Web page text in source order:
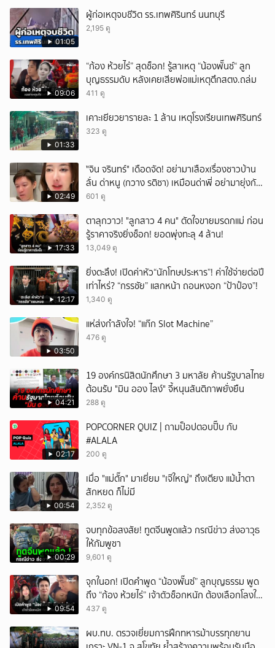
01:05
ผู้ก่อเหตุจบชีวิต รร.เทพศิรินทร์ นนทบุรี
2,195 ดู
09:06
“ก้อง ห้วยไร่” สุดช็อก! รู้สาเหตุ “น้องพั๊นซ์“ ลูก
บุญธรรมดับ หลังเคยเสียพ่อแม่เหตุตึกสตง.ถล่ม
411 ดู
01:33
เคาะเยียวยารายละ 1 ล้าน เหตุโรงเรียนเทพศิรินทร์
323 ดู
02:49
ั่"จิน จรินทร์" เดือดจัด! อย่ามาเสือxเรื่องชาวบ้าน
ลั่น ด่าหนู (กวาง รติชา) เหมือนด่าพี่ อย่ามายุ่งกับ
คนของผม จบ!!!
601 ดู
17:33
ตาลุกวาว! "ลูกสาว 4 คน" ตัดใจขายมรดกแม่ ก่อน
รู้ราคาจริงยิ่งช็อก! ยอดพุ่งทะลุ 4 ล้าน!
13,049 ดู
12:17
ยิ่งตะลึง! เปิดค่าหัว“นักโทษประหาร”! ค่าใช้จ่ายต่อปี
เท่าไหร่? “กรรชัย” แสกหน้า ถอนหงอก “ป้าป๋อง”!
1,340 ดู
03:50
แห่ส่งกำลังใจ! “แก๊ก Slot Machine”
476 ดู
04:21
19 องค์กรนิสิตนักศึกษา 3 มหาลัย ค้านรัฐบาลไทย
ต้อนรับ "มิน ออง ไลง์" จี้หนุนสันติภาพยั่งยืน
288 ดู
02:17
POPCORNER QUIZ | ถามป็อปตอบปั๊บ กับ
#ALALA
200 ดู
00:54
เมื่อ "แม่ตั๊ก" มาเยี่ยม "เจ๊ใหญ่" ถึงเตียง แม้น้ำตา
สักหยด ก็ไม่มี
2,352 ดู
00:29
จบทุกข้อสงสัย! ทูตจีนพูดแล้ว กรณีข่าว ส่งอาวุธ
ให้กัมพูชา
9,601 ดู
09:54
จุกในอก! เปิดคำพูด “น้องพั๊นซ์” ลูกบุญธรรม พูด
ถึง “ก้อง ห้วยไร่” เจ้าตัวช็อกหนัก ต้องเลือกโลงให้
ลูก!
437 ดู
ผบ.ทบ. ตรวจเยี่ยมการฝึกทหารม้าบรรทุกยาน